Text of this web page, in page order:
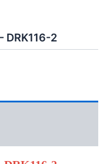
DRK116-2